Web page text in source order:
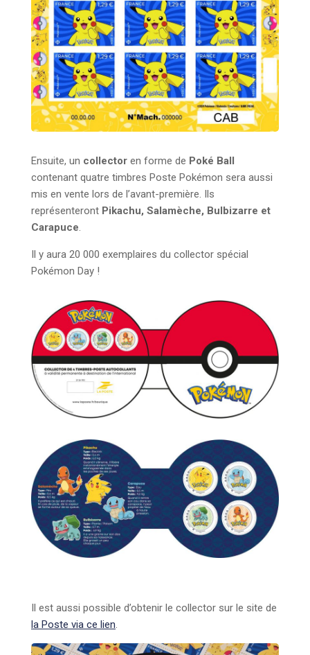
Ensuite, un collector en forme de Poké Ball
contenant quatre timbres Poste Pokémon sera aussi
mis en vente lors de l’avant-première. Ils
représenteront Pikachu, Salamèche, Bulbizarre et
Carapuce.
Il y aura 20 000 exemplaires du collector spécial
Pokémon Day !
Il est aussi possible d’obtenir le collector sur le site de
la Poste via ce lien.